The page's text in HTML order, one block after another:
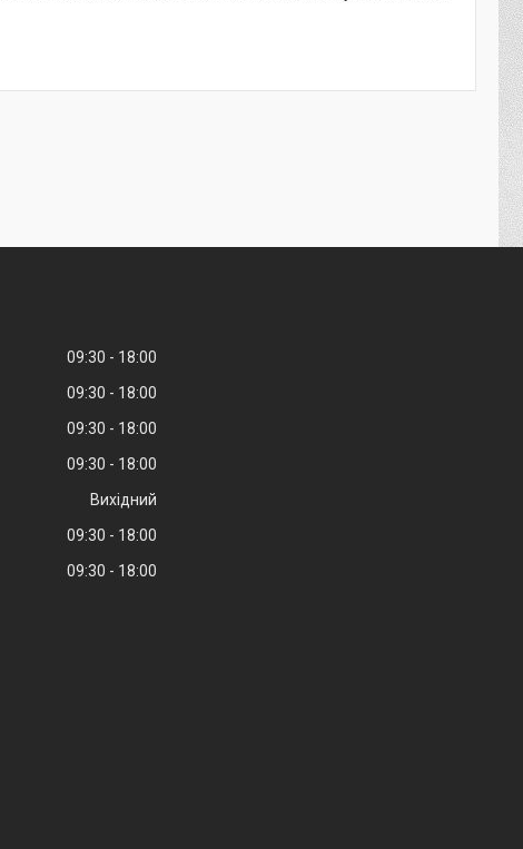
09:30
18:00
09:30
18:00
09:30
18:00
09:30
18:00
Вихідний
09:30
18:00
09:30 18:00